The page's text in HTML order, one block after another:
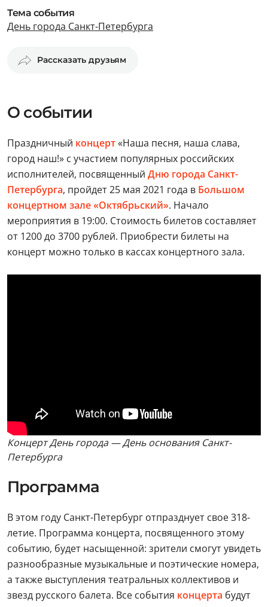
Тема события
День города Санкт-Петербурга
Рассказать друзьям
О событии
Праздничный концерт«Наша песня, наша слава,
город наш!» с участием популярных российских
исполнителей, посвященный Дню города Санкт-
Петербурга, пройдет 25 мая 2021 года в Большом
концертном зале «Октябрьский». Начало
мероприятия в 19:00. Стоимость билетов составляет
от 1200 до 3700 рублей. Приобрести билеты на
концерт можно только в кассах концертного зала.
Концерт День города — День основания Санкт-
Петербурга
Программа
В этом году Санкт-Петербург отпразднует свое 318-
летие. Программа концерта, посвященного этому
событию, будет насыщенной: зрители смогут увидеть
разнообразные музыкальные и поэтические номера,
а также выступления театральных коллективов и
звезд русского балета. Все события концерта будут